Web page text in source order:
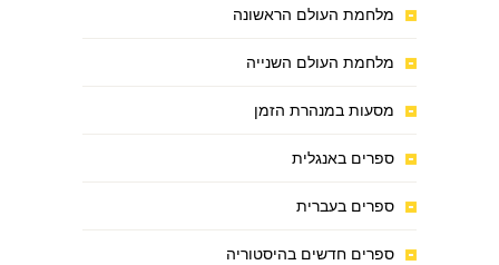
מלחמת העולם הראשונה
מלחמת העולם השנייה
מסעות במנהרת הזמן
ספרים באנגלית
ספרים בעברית
ספרים חדשים בהיסטוריה